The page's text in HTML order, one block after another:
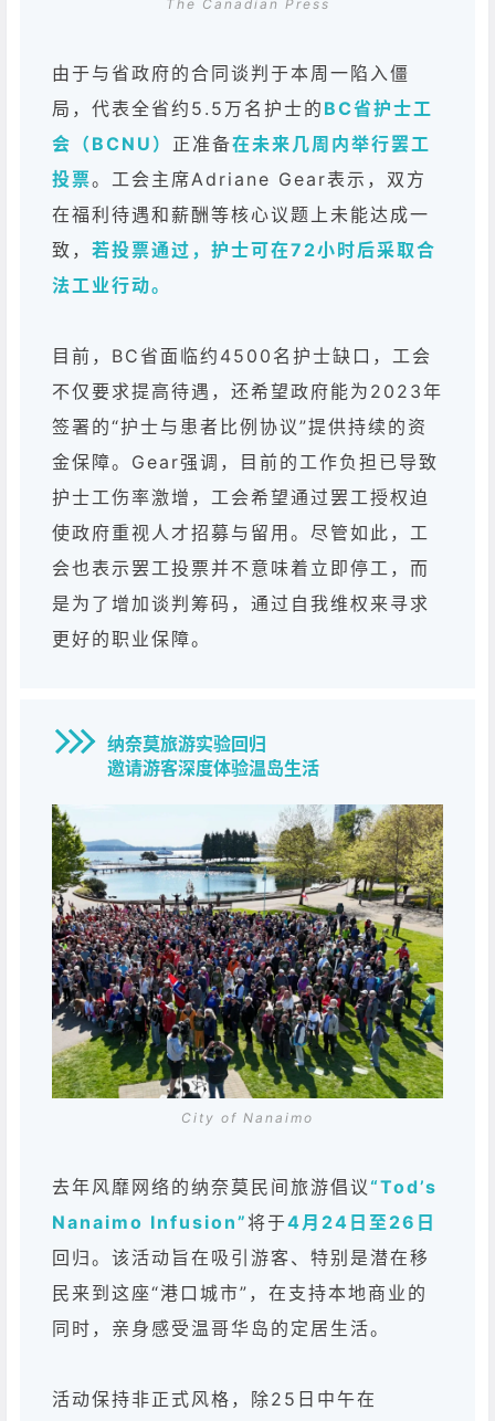
The Canadian Press
由于与省政府的合同谈判于本周一陷入僵
局，代表全省约5.5万名护士的 BC省护士工
会（BCNU） 正准备在未来几周内举行罢工
投票。工会主席Adriane Gear表示，双方
在福利待遇和薪酬等核心议题上未能达成一
致， 若投票通过，护士可在72小时后采取合
法工业行动。
目前，BC省面临约4500名护士缺口，工会
不仅要求提高待遇，还希望政府能为2023年
签署的“护士与患者比例协议”提供持续的资
金保障。Gear强调，目前的工作负担已导致
护士工伤率激增，工会希望通过罢工授权迫
使政府重视人才招募与留用。尽管如此，工
会也表示罢工投票并不意味着立即停工，而
是为了增加谈判筹码，通过自我维权来寻求
更好的职业保障。
纳奈莫旅游实验回归
邀请游客深度体验温岛生活
City of Nanaimo
去年风靡网络的纳奈莫民间旅游倡议“Tod’s
Nanaimo Infusion”将于4月24日至26日
回归。该活动旨在吸引游客、特别是潜在移
民来到这座“港口城市”，在支持本地商业的
同时，亲身感受温哥华岛的定居生活。
活动保持非正式风格，除25日中午在